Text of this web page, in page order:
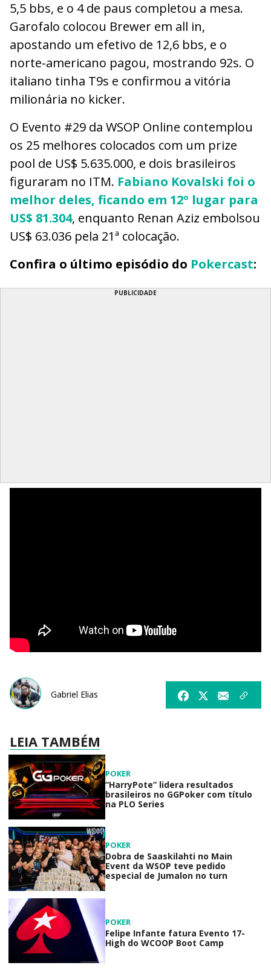
5,5 bbs, e o 4 de paus completou a mesa.
Garofalo colocou Brewer em all in,
apostando um efetivo de 12,6 bbs, e o
norte-americano pagou, mostrando 92s. O
italiano tinha T9s e confirmou a vitória
milionária no kicker.
O Evento #29 da WSOP Online contemplou
os 25 melhores colocados com um prize
pool de US$ 5.635.000, e dois brasileiros
figuraram no ITM. Fabiano Kovalski foi o
melhor deles, ficando em 12º lugar para
US$ 81.304, enquanto Renan Aziz embolsou
US$ 63.036 pela 21ª colocação.
Confira o último episódio do Pokercast:
PUBLICIDADE
Gabriel Elias
LEIA TAMBÉM
POKER
“HarryPote” lidera resultados
brasileiros no GGPoker com título
na PLO Series
POKER
Dobra de Saaskilahti no Main
Event da WSOP teve pedido
especial de Jumalon no turn
POKER
Felipe Infante fatura Evento 17-
High do WCOOP Boot Camp